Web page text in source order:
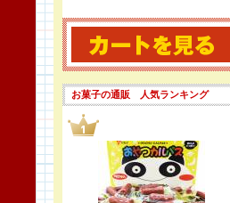
お菓子の通販 人気ランキング